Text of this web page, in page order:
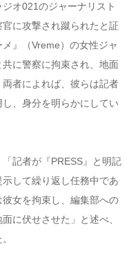
オ021のジャーナリスト
に攻撃され蹴られたと証
』（Vreme）の女性ジャ
に警察に拘束され、地面
者によれば、彼らは記者
、身分を明らかにしてい
「記者が『PRESS』と明記
して繰り返し任務中であ
女を拘束し、編集部への
に伏せさせた」と述べ、